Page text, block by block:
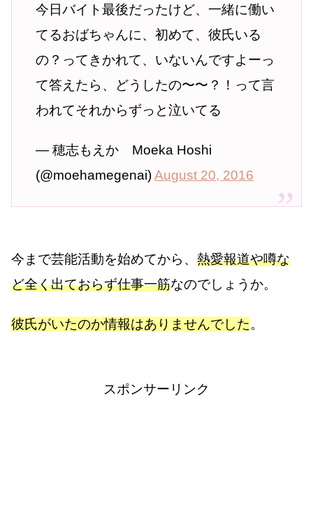
今日バイト最後だったけど、一緒に働い
てるおばちゃんに、初めて、彼氏いる
の？ってきかれて、いないんですよーっ
て答えたら、どうしたの〜〜？！って言
われてそれからずっと泣いてる
— 穂志もえか Moeka Hoshi
(@moehamegenai)August 20, 2016
今まで芸能活動を始めてから、 熱愛報道や噂な
ど全く出ておらず仕事一筋なのでしょうか。
彼氏がいたのか情報はありませんでした。
スポンサーリンク